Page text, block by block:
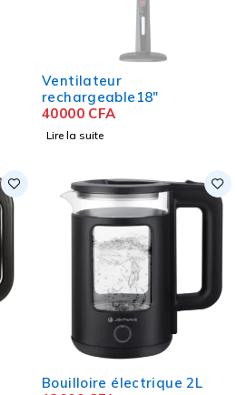
Ventilateur
rechargeable18"
40000 CFA
Lire la suite
Bouilloire électrique 2L